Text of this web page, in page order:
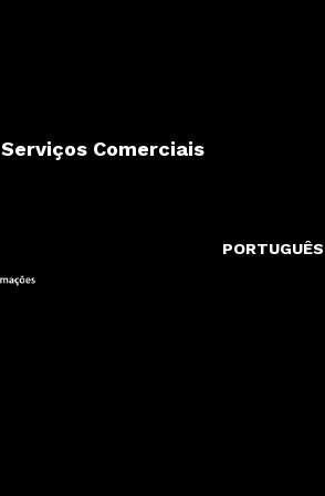
Serviços Comerciais
PORTUGUÊS